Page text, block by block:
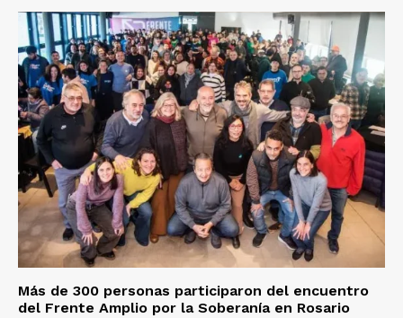
Más de 300 personas participaron del encuentro
del Frente Amplio por la Soberanía en Rosario